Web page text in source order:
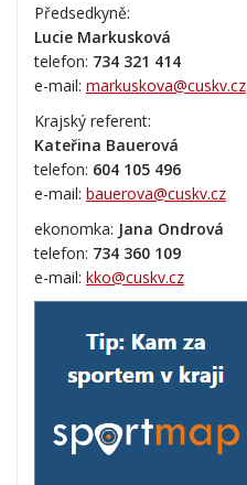
Předsedkyně:
Lucie Markusková
telefon: 734 321 414
e-mail: markuskova@cuskv.cz
Krajský referent:
Kateřina Bauerová
telefon: 604 105 496
e-mail: bauerova@cuskv.cz
ekonomka: Jana Ondrová
telefon: 734 360 109
e-mail: kko@cuskv.cz